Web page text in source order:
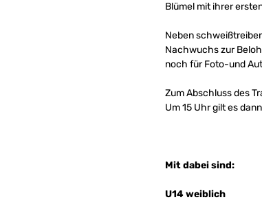
Blümel mit ihrer
Neben
Nachwuchs zur
noch für Foto-und
Zum Abschluss des
Um 15 Uhr gilt es
Mit dabei sind:
U14 weiblich